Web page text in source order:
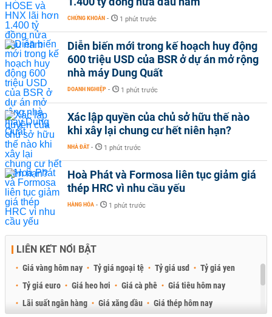
CHỨNG KHOÁN - 1 phút trước
Diễn biến mới trong kế hoạch huy động
600 triệu USD của BSR ở dự án mở rộng
nhà máy Dung Quất
DOANH NGHIỆP - 1 phút trước
Xác lập quyền của chủ sở hữu thế nào
khi xây lại chung cư hết niên hạn?
NHÀ ĐẤT - 1 phút trước
Hoà Phát và Formosa liên tục giảm giá
thép HRC vì nhu cầu yếu
HÀNG HÓA - 1 phút trước
LIÊN KẾT NỔI BẬT
Giá vàng hôm nay Tỷ giá ngoại tệ Tỷ giá usd
Tỷ giá yen
Tỷ giá euro
Giá heo hơi Giá cà phê
Giá tiêu hôm nay
Lãi suất ngân hàng
Giá xăng dầu
Giá thép hôm nay